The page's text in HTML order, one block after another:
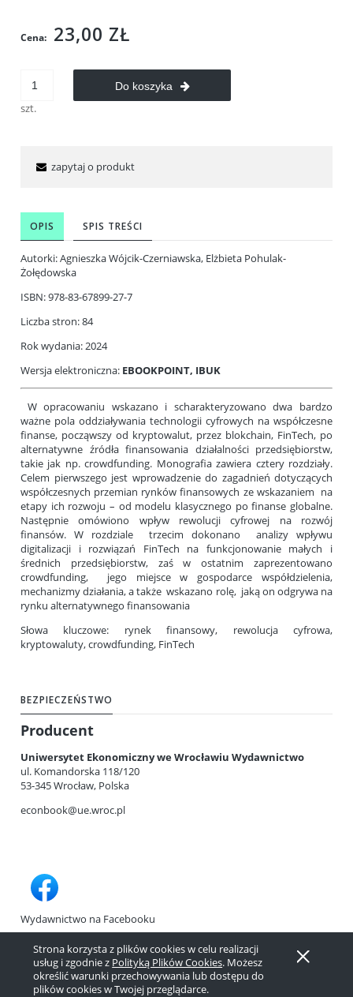
Strona korzysta z plików cookies w celu realizacji
usług i zgodnie z Polityką Plików Cookies. Możesz
określić warunki przechowywania lub dostępu do
plików cookies w Twojej przeglądarce.
Cena: 23,00 ZŁ
szt.
Do koszyka
zapytaj o produkt
OPIS SPIS TREŚCI
Autorki: Agnieszka Wójcik-Czerniawska, Elżbieta Pohulak-
Żołędowska
ISBN: 978-83-67899-27-7
Liczba stron: 84
Rok wydania: 2024
Wersja elektroniczna: EBOOKPOINT, IBUK
W opracowaniu wskazano i scharakteryzowano dwa bardzo
ważne pola oddziaływania technologii cyfrowych na współczesne
finanse, począwszy od kryptowalut, przez blokchain, FinTech, po
alternatywne źródła finansowania działalności przedsiębiorstw,
takie jak np. crowdfunding. Monografia zawiera cztery rozdziały.
Celem pierwszego jest wprowadzenie do zagadnień dotyczących
współczesnych przemian rynków finansowych ze wskazaniem na
etapy ich rozwoju – od modelu kla­sycznego po finanse globalne.
Następnie omówiono wpływ rewolucji cyfrowej na rozwój
finansów. W rozdziale trzecim dokonano analizy wpływu
digitalizacji i rozwiązań FinTech na funkcjonowanie małych i
średnich przedsiębiorstw, zaś w ostatnim zaprezentowano
crowdfunding, jego miejsce w gospodarce współdzielenia,
mechanizmy działania, a także wskazano rolę, jaką on odgry­wa na
rynku alternatywnego finansowania
Słowa kluczowe: rynek finansowy, rewolucja cyfrowa,
kryptowaluty, crowdfunding, FinTech
BEZPIECZEŃSTWO
Producent
Uniwersytet Ekonomiczny we Wrocławiu Wydawnictwo
ul. Komandorska 118/120
53-345 Wrocław, Polska
econbook@ue.wroc.pl
Wydawnictwo na Facebooku
INFORMACJE
Pokaż pełną wersję strony